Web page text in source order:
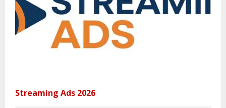
Streaming Ads 2026